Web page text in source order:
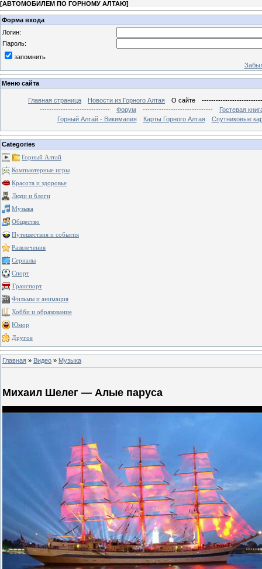
[АВТОМОБИЛЕМ ПО ГОРНОМУ АЛТАЮ]
Форма входа
Логин:
Пароль:
запомнить
Меню сайта
Главная страница Новости из Горного Алтая О сайте
------------------------------
Форум ------------------------------
Гостевая
Горный Алтай - Викимапия
Карты Горного Алтая Спутниковые
Categories
Горный Алтай
Компьютерные игры
Красота и здоровье
Люди и блоги
Музыка
Общество
Путешествия и события
Развлечения
Сериалы
Спорт
Транспорт
Фильмы и анимация
Хобби и образование
Юмор
Другое
Главная » Видео » Музыка
Михаил Шелег — Алые паруса